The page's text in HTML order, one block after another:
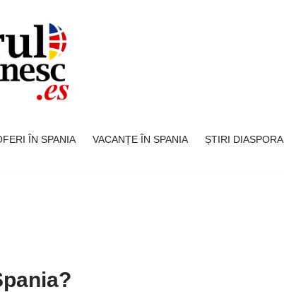
ÎN SPANIA VACANȚE ÎN SPANIA
ȘTIRI DIASPORA